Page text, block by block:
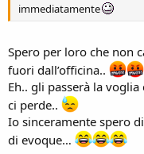
immediatamente
Spero per loro che non
fuori dall’officina..
Eh.. gli passerà la
ci perde..
Io sinceramente spero
di evoque…